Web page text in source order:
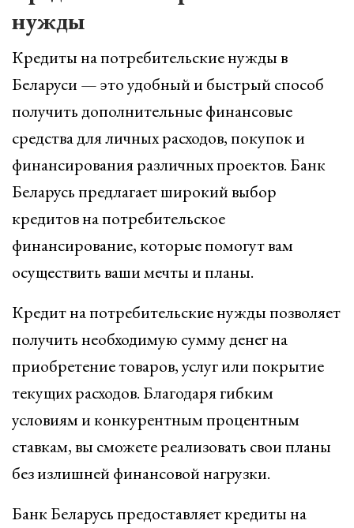
нужды
Кредиты на потребительские нужды в
Беларуси — это удобный и быстрый способ
получить дополнительные финансовые
средства для личных расходов, покупок и
финансирования различных проектов. Банк
Беларусь предлагает широкий выбор
кредитов на потребительское
финансирование, которые помогут вам
осуществить ваши мечты и планы.
Кредит на потребительские нужды позволяет
получить необходимую сумму денег на
приобретение товаров, услуг или покрытие
текущих расходов. Благодаря гибким
условиям и конкурентным процентным
ставкам, вы сможете реализовать свои планы
без излишней финансовой нагрузки.
Банк Беларусь предоставляет кредиты на